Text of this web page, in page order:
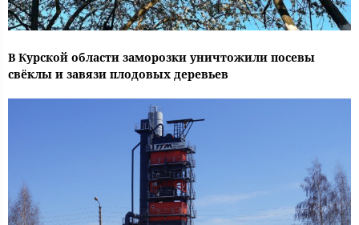
В Курской области заморозки уничтожили посевы
свёклы и завязи плодовых деревьев